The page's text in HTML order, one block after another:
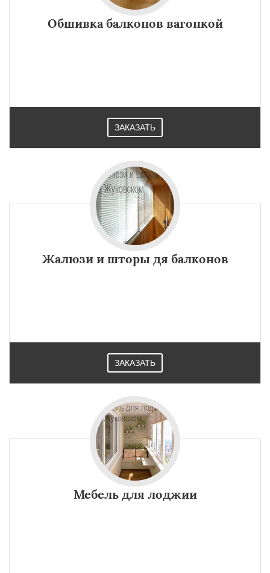
Обшивка балконов вагонкой
ЗАКАЗАТЬ
Жалюзи и шторы дя балконов
ЗАКАЗАТЬ
Мебель для лоджии